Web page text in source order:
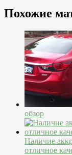
Похожие
обзор
Наличие
отличное